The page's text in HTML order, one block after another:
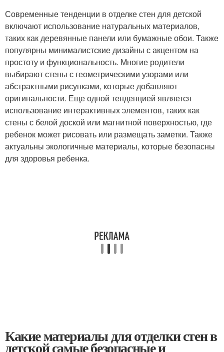
Современные тенденции в отделке стен для детской
включают использование натуральных материалов,
таких как деревянные панели или бумажные обои. Также
популярны минималистские дизайны с акцентом на
простоту и функциональность. Многие родители
выбирают стены с геометрическими узорами или
абстрактными рисунками, которые добавляют
оригинальности. Еще одной тенденцией является
использование интерактивных элементов, таких как
стены с белой доской или магнитной поверхностью, где
ребенок может рисовать или размещать заметки. Также
актуальны экологичные материалы, которые безопасны
для здоровья ребенка.
Какие материалы для отделки стен в
детской самые безопасные и